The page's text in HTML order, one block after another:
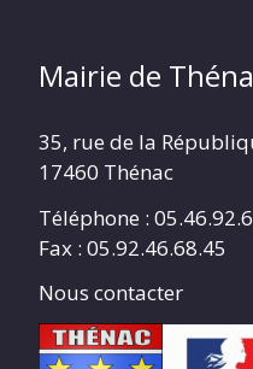
Mairie de
35, rue de la
17460 Thénac
Téléphone :
Fax : 05.92.46.68.45
Nous contacter